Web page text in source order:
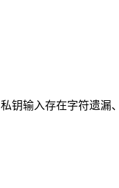
钥输入存在字符遗